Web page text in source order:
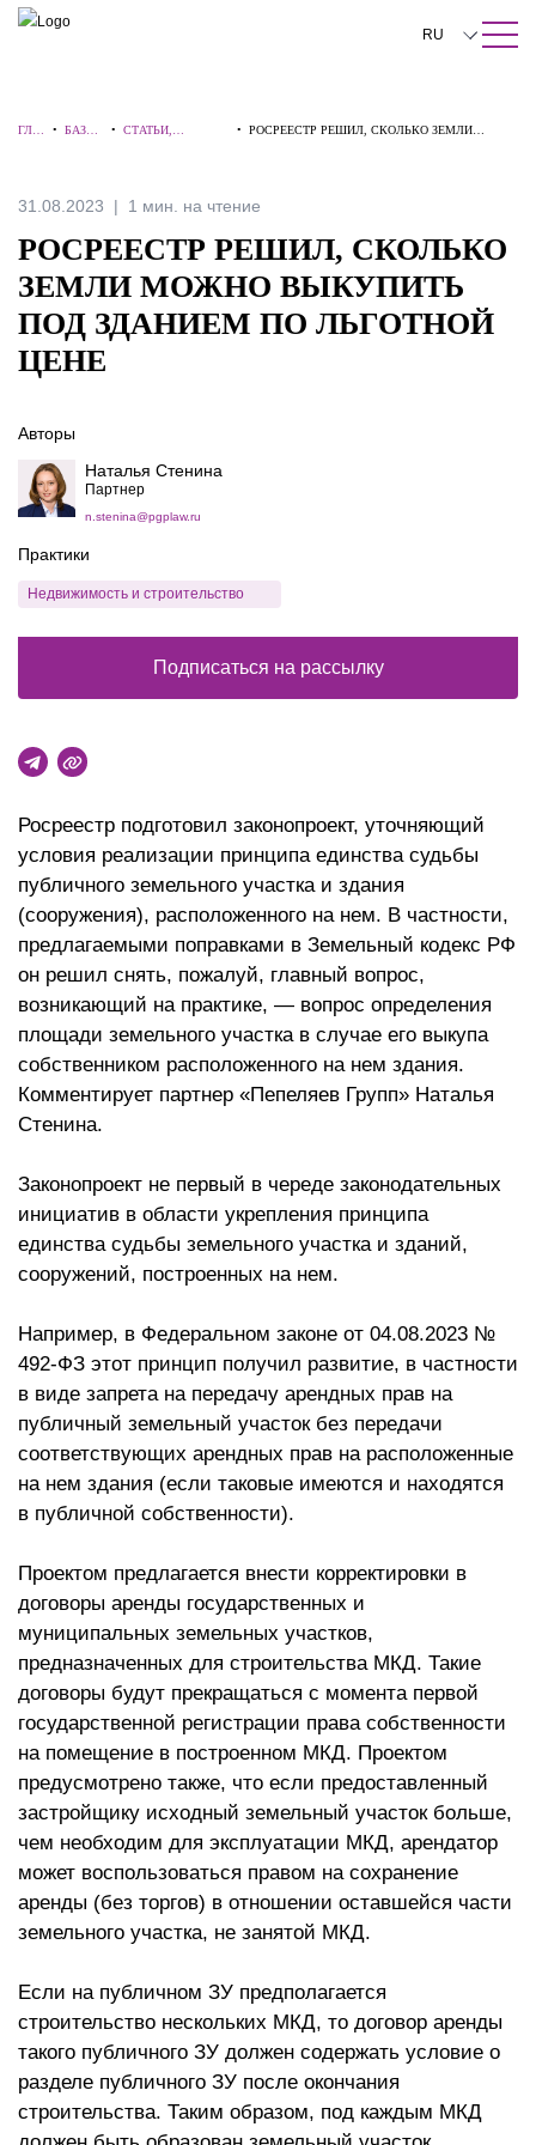
ПОИСК ПО САЙТУ Закрыть
RU
中文
Italiano
Español
ГЛА
• БАЗА
• СТАТЬИ,
• РОСРЕЕСТР РЕШИЛ, СКОЛЬКО ЗЕМЛИ
31.08.2023 1 мин. на чтение
РОСРЕЕСТР РЕШИЛ, СКОЛЬКО
ЗЕМЛИ МОЖНО ВЫКУПИТЬ
ПОД ЗДАНИЕМ ПО ЛЬГОТНОЙ
ЦЕНЕ
Росреестр подготовил законопроект, уточняющий
условия реализации принципа единства судьбы
публичного земельного участка и здания
(сооружения), расположенного на нем. В частности,
предлагаемыми поправками в Земельный кодекс РФ
он решил снять, пожалуй, главный вопрос,
возникающий на практике, — вопрос определения
площади земельного участка в случае его выкупа
собственником расположенного на нем здания.
Комментирует партнер «Пепеляев Групп» Наталья
Стенина.
Законопроект не первый в череде законодательных
инициатив в области укрепления принципа
единства судьбы земельного участка и зданий,
сооружений, построенных на нем.
Например, в Федеральном законе от 04.08.2023 №
492-ФЗ этот принцип получил развитие, в частности
в виде запрета на передачу арендных прав на
публичный земельный участок без передачи
соответствующих арендных прав на расположенные
на нем здания (если таковые имеются и находятся
в публичной собственности).
Проектом предлагается внести корректировки в
договоры аренды государственных и
муниципальных земельных участков,
предназначенных для строительства МКД. Такие
договоры будут прекращаться с момента первой
государственной регистрации права собственности
на помещение в построенном МКД. Проектом
предусмотрено также, что если предоставленный
застройщику исходный земельный участок больше,
чем необходим для эксплуатации МКД, арендатор
может воспользоваться правом на сохранение
аренды (без торгов) в отношении оставшейся части
земельного участка, не занятой МКД.
Если на публичном ЗУ предполагается
строительство нескольких МКД, то договор аренды
такого публичного ЗУ должен содержать условие о
разделе публичного ЗУ после окончания
строительства. Таким образом, под каждым МКД
Авторы
Наталья Стенина
Партнер
n.stenina@pgplaw.ru
Практики
Недвижимость и строительство
Подписаться на рассылку